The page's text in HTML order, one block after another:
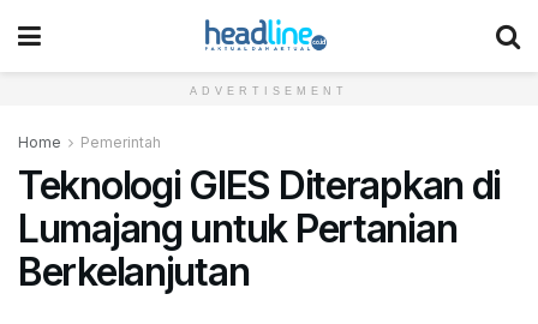
ADVERTISEMENT
Home Pemerintah
Teknologi GIES Diterapkan di
Lumajang untuk Pertanian
Berkelanjutan